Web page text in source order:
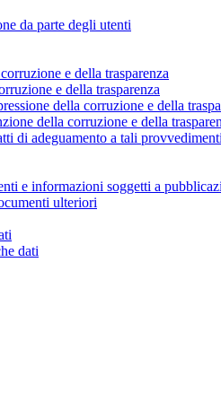
da parte degli utenti
e della trasparenza
e della trasparenza
della corruzione e della
della corruzione e della
di adeguamento a tali
e informazioni soggetti a
ulteriori
dati